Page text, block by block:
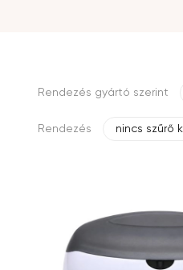
Rendezés gyártó szerint
Rendezés nincs szűrő